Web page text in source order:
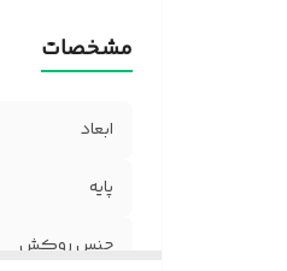
مشخصات
ابعاد
پایه
جنس روکش